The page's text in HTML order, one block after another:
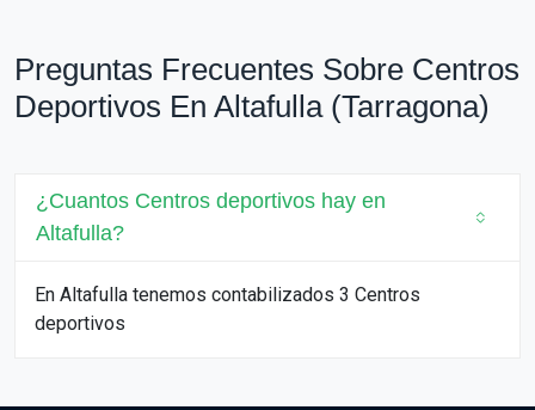
Preguntas Frecuentes Sobre Centros
Deportivos En Altafulla (Tarragona)
¿Cuantos Centros deportivos hay en
Altafulla?
En Altafulla tenemos contabilizados 3 Centros
deportivos